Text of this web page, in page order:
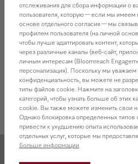
Салфетка из микрофибры
7 000 ₸
В наличии
отслеживания для сбора информации о
пользователя, которую — если мы имеем
основе отдельного согласия — мы
профилем пользователя (на личной
чтобы лучше адаптировать контент,
через различные каналы (веб-сайт,
личным интересам (Bloomreach
персонализация). Поскольку мы
конфиденциальность, вы можете не
типы файлов cookie. Нажмите на
категорий, чтобы узнать больше об этих
cookie. Вы также можете изменить свои
Однако блокировка определенных
привести к ухудшению опыта
отдельных услуг, которые мы
Больше информации